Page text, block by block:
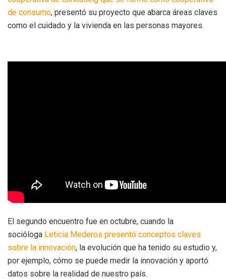
de consumo, presentó su proyecto que abarca áreas claves
como el cuidado y la vivienda en las personas mayores.
El segundo encuentro fue en octubre, cuando la
socióloga Leticia Mederos presentó conceptos claves
sobre la innovación, la evolución que ha tenido su estudio y,
por ejemplo, cómo se puede medir la innovación y aportó
datos sobre la realidad de nuestro país.